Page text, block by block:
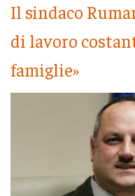
Il sindaco
di lavoro
famiglie»